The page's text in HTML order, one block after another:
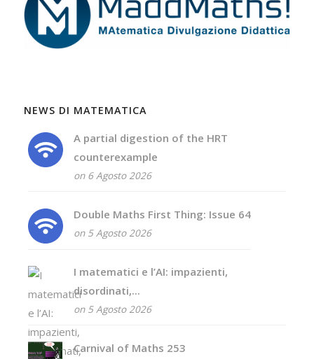
NEWS DI MATEMATICA
A partial digestion of the HRT
counterexample
on 6 Agosto 2026
Double Maths First Thing: Issue 64
on 5 Agosto 2026
I matematici e l’AI: impazienti,
disordinati,...
on 5 Agosto 2026
Carnival of Maths 253